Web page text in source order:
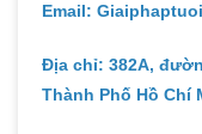
Email:
Địa chỉ: 382A,
Thành Phố Hồ Chí